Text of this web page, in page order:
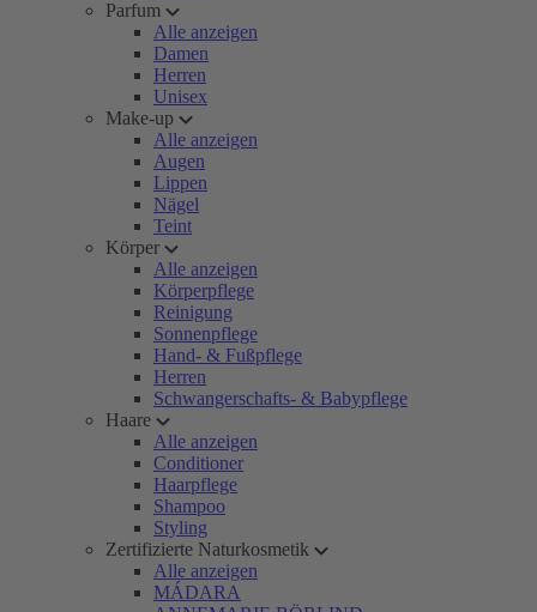
Parfum
Alle anzeigen
Damen
Herren
Unisex
Make-up
Alle anzeigen
Augen
Lippen
Nägel
Teint
Körper
Alle anzeigen
Körperpflege
Reinigung
Sonnenpflege
Hand- & Fußpflege
Herren
Schwangerschafts- & Babypflege
Haare
Alle anzeigen
Conditioner
Haarpflege
Shampoo
Styling
Zertifizierte Naturkosmetik
Alle anzeigen
MÁDARA